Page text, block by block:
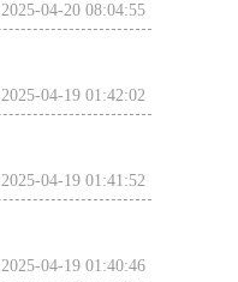
2025-04-20 08:04:55
2025-04-19 01:42:02
2025-04-19 01:41:52
2025-04-19 01:40:46